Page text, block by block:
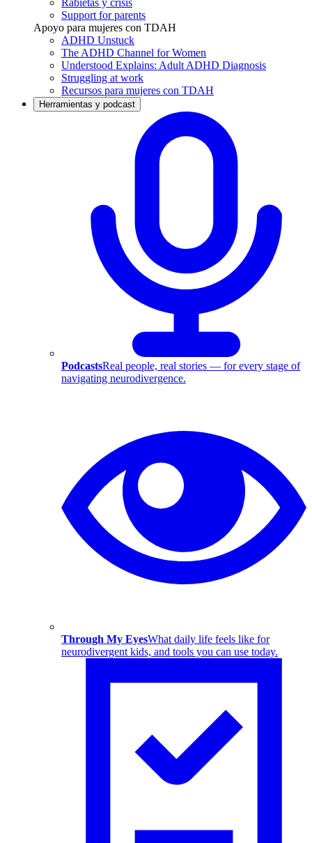
Rabietas y crisis
Support for parents
Apoyo para mujeres con TDAH
ADHD Unstuck
The ADHD Channel for Women
Understood Explains: Adult ADHD Diagnosis
Struggling at work
Recursos para mujeres con TDAH
Herramientas y podcast
PodcastsReal people, real stories — for every stage of
navigating neurodivergence.
Through My EyesWhat daily life feels like for
neurodivergent kids, and tools you can use today.